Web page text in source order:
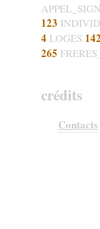
123
4 LOGES 142
265
crédits
Contacts